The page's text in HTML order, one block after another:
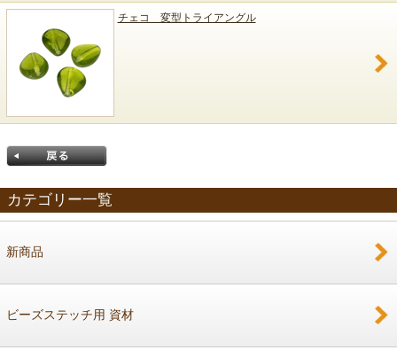
チェコ 変型トライアングル
カテゴリー一覧
新商品
ビーズステッチ用 資材